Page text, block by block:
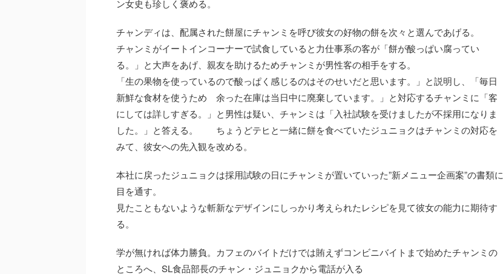
ン女史も珍しく褒める。
チャンディは、配属された餅屋にチャンミを呼び彼女の好物の餅を次々と選んであげる。
チャンミがイートインコーナーで試食していると力仕事系の客が「餅が酸っぱい腐ってい
る。」と大声をあげ、親友を助けるためチャンミが男性客の相手をする。
「生の果物を使っているので酸っぱく感じるのはそのせいだと思います。」と説明し、「毎日
新鮮な食材を使うため 余った在庫は当日中に廃棄しています。」と対応するチャンミに「客
にしては詳しすぎる。」と男性は疑い、チャンミは「入社試験を受けましたが不採用になりま
した。」と答える。 ちょうどテヒと一緒に餅を食べていたジュニョクはチャンミの対応を
みて、彼女への先入観を改める。
本社に戻ったジュニョクは採用試験の日にチャンミが置いていった”新メニュー企画案”の書類に
目を通す。
見たこともないような斬新なデザインにしっかり考えられたレシピを見て彼女の能力に期待す
る。
学が無ければ体力勝負。カフェのバイトだけでは賄えずコンビニバイトまで始めたチャンミの
ところへ、SL食品部長のチャン・ジュニョクから電話が入る